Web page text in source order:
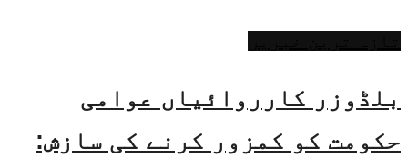
بلڈوزر کارروائیاں عوامی
حکومت کو کمزور کرنے کی سازش: